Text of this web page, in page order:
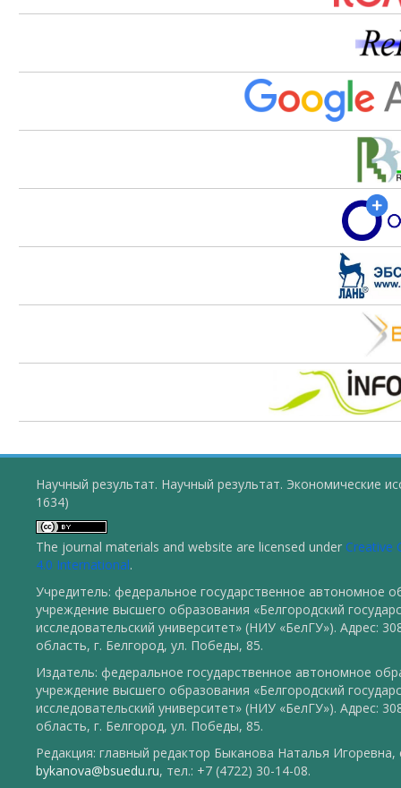
Научный результат. Научный результат. Экономические
1634)
The journal materials and website are licensed under Creative
4.0 International.
Учредитель: федеральное государственное автономное
учреждение высшего образования «Белгородский
исследовательский университет» (НИУ «БелГУ»). Адрес:
область, г. Белгород, ул. Победы, 85.
Издатель: федеральное государственное автономное
учреждение высшего образования «Белгородский
исследовательский университет» (НИУ «БелГУ»). Адрес:
область, г. Белгород, ул. Победы, 85.
Редакция: главный редактор Быканова Наталья Игоревна,
bykanova@bsuedu.ru, тел.: +7 (4722) 30-14-08.